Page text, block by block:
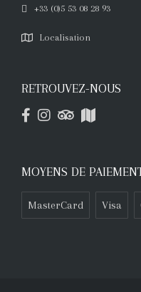
+33 (0)5 53 08 28 93
Localisation
RETROUVEZ-NOUS
MOYENS DE
MasterCard Visa